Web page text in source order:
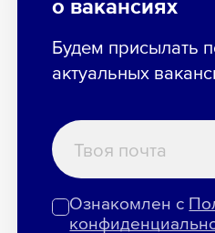
Будем присылать
актуальных
Ознакомлен с